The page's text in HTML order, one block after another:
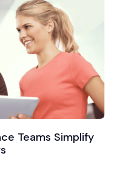
Teams Simplify